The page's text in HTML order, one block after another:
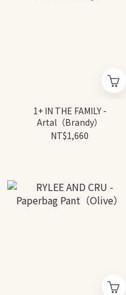
1+ IN THE FAMILY -
Artal（Brandy）
NT$1,660